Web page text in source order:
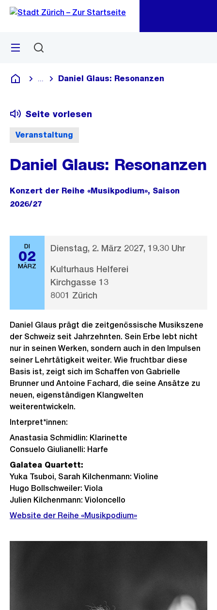
Navigation
Sprunglink
Menü
Deutsch
Blende alle Breadcrumbs ein
Daniel Glaus: Resonanzen
Veranstaltung
Seite vorlesen
Daniel Glaus: Resonanzen
Konzert der Reihe «Musikpodium», Saison
2026/27
DI
02
MÄRZ
Dienstag, 2. März 2027, 19.30 Uhr
Kulturhaus Helferei
Kirchgasse 13
8001 Zürich
Daniel Glaus prägt die zeitgenössische Musikszene
der Schweiz seit Jahrzehnten. Sein Erbe lebt nicht
nur in seinen Werken, sondern auch in den Impulsen
seiner Lehrtätigkeit weiter. Wie fruchtbar diese
Basis ist, zeigt sich im Schaffen von Gabrielle
Brunner und Antoine Fachard, die seine Ansätze zu
neuen, eigenständigen Klangwelten
weiterentwickeln.
Interpret*innen:
Anastasia Schmidlin: Klarinette
Consuelo Giulianelli: Harfe
Galatea Quartett:
Yuka Tsuboi, Sarah Kilchenmann: Violine
Hugo Bollschweiler: Viola
Julien Kilchenmann: Violoncello
Website der Reihe «Musikpodium»